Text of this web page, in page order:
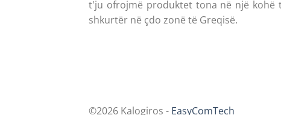
t'ju ofrojmë produktet tona në një kohë
shkurtër në çdo zonë të Greqisë.
©2026 Kalogiros - EasyComTech